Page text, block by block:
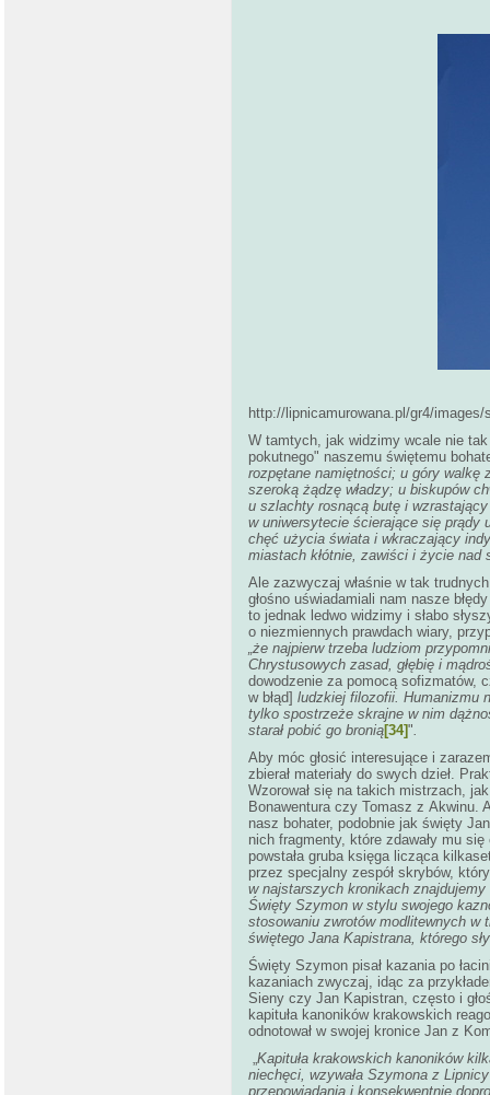
http://lipnicamurowana.pl/gr4/
W tamtych, jak widzimy wcale nie
pokutnego" naszemu świętemu
rozpętane namiętności; u góry walkę
szeroką żądzę władzy; u biskupów
u szlachty rosnącą butę i
w uniwersytecie ścierające się prądy
chęć użycia świata i wkraczający
miastach kłótnie, zawiści i życie nad
Ale zazwyczaj właśnie w tak
głośno uświadamiali nam nasze
to jednak ledwo widzimy i słabo
o niezmiennych prawdach wiary,
„że najpierw trzeba ludziom
Chrystusowych zasad, głębię i
dowodzenie za pomocą sofizmatów,
w błąd] ludzkiej filozofii. Humanizmu
tylko spostrzeże skrajne w nim
starał pobić go bronią[34]".
Aby móc głosić interesujące i
zbierał materiały do swych dzieł.
Wzorował się na takich mistrzach,
Bonawentura czy Tomasz z Akwinu.
nasz bohater, podobnie jak święty
nich fragmenty, które zdawały mu
powstała gruba księga licząca
przez specjalny zespół skrybów,
w najstarszych kronikach znajdujemy
Święty Szymon w stylu swojego
stosowaniu zwrotów modlitewnych w
świętego Jana Kapistrana, którego
Święty Szymon pisał kazania po
kazaniach zwyczaj, idąc za
Sieny czy Jan Kapistran, często i
kapituła kanoników krakowskich
odnotował w swojej kronice Jan z
„Kapituła krakowskich kanoników
niechęci, wzywała Szymona z
przepowiadania i konsekwentnie